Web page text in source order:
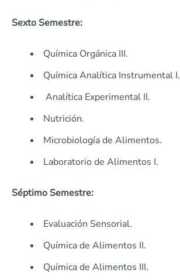
Sexto Semestre:
Química Orgánica III.
Química Analítica Instrumental I.
Analítica Experimental II.
Nutrición.
Microbiología de Alimentos.
Laboratorio de Alimentos I.
Séptimo Semestre:
Evaluación Sensorial.
Química de Alimentos II.
Química de Alimentos III.